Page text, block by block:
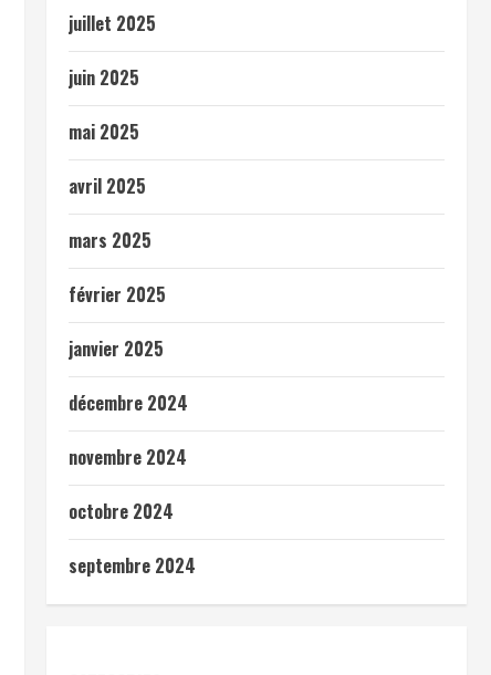
juillet 2025
juin 2025
mai 2025
avril 2025
mars 2025
février 2025
janvier 2025
décembre 2024
novembre 2024
octobre 2024
septembre 2024